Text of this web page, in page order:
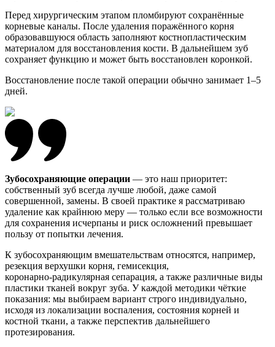
Перед хирургическим этапом пломбируют сохранённые
корневые каналы. После удаления поражённого корня
образовавшуюся область заполняют костнопластическим
материалом для восстановления кости. В дальнейшем зуб
сохраняет функцию и может быть восстановлен коронкой.
Восстановление после такой операции обычно занимает 1–5
дней.
Зубосохраняющие операции — это наш приоритет:
собственный зуб всегда лучше любой, даже самой
совершенной, замены. В своей практике я рассматриваю
удаление как крайнюю меру — только если все возможности
для сохранения исчерпаны и риск осложнений превышает
пользу от попытки лечения.
К зубосохраняющим вмешательствам относятся, например,
резекция верхушки корня, гемисекция,
коронарно‑радикулярная сепарация, а также различные виды
пластики тканей вокруг зуба. У каждой методики чёткие
показания: мы выбираем вариант строго индивидуально,
исходя из локализации воспаления, состояния корней и
костной ткани, а также перспектив дальнейшего
протезирования.